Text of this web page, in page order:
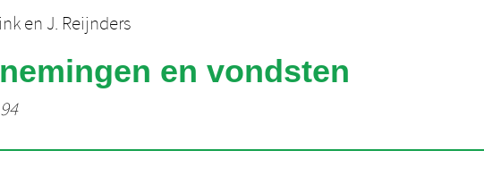
en J. Reijnders
en vondsten